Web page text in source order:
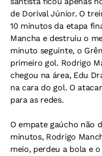
de Dorival Júnior. O
10 minutos da etapa
Mancha e destruiu o
minuto seguinte, o
primeiro gol. Rodrigo
chegou na área, Edu
na cara do gol. O
para as redes.
O empate gaúcho não
minutos, Rodrigo
meio, perdeu a bola e